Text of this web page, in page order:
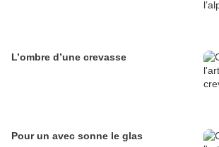
L’ombre d’une crevasse
Pour un avec sonne le glas